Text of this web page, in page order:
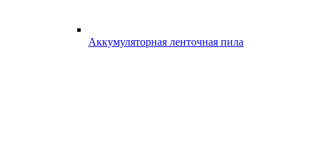
Аккумуляторная ленточная пила